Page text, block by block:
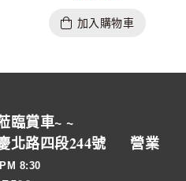
加入購物車
臨賞車~ ~
北路四段244號 營業
8:30